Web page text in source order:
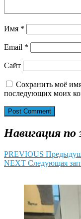
Имя *
Email *
Сайт
Сохранить моё
последующих моих
Навигация по
PREVIOUS
NEXT Следующая